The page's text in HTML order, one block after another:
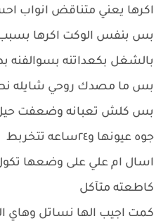
اكرها يعني متناقض انواب
بس بنفس الوكت اكرها
بالشغل بكعداتنه بسوالفنه
بس ما مصدك روحي شايله
بس كلش تعبانه وضعفت
جوه عيونها و٢٤ساعه تتخربط
اسال ام علي على وضعها تكول
كاطعته متآكل
كمت اجيب الها نساتل وهاي